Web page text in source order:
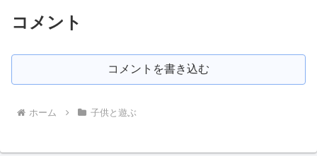
コメント
コメントを書き込む
ホーム 子供と遊ぶ